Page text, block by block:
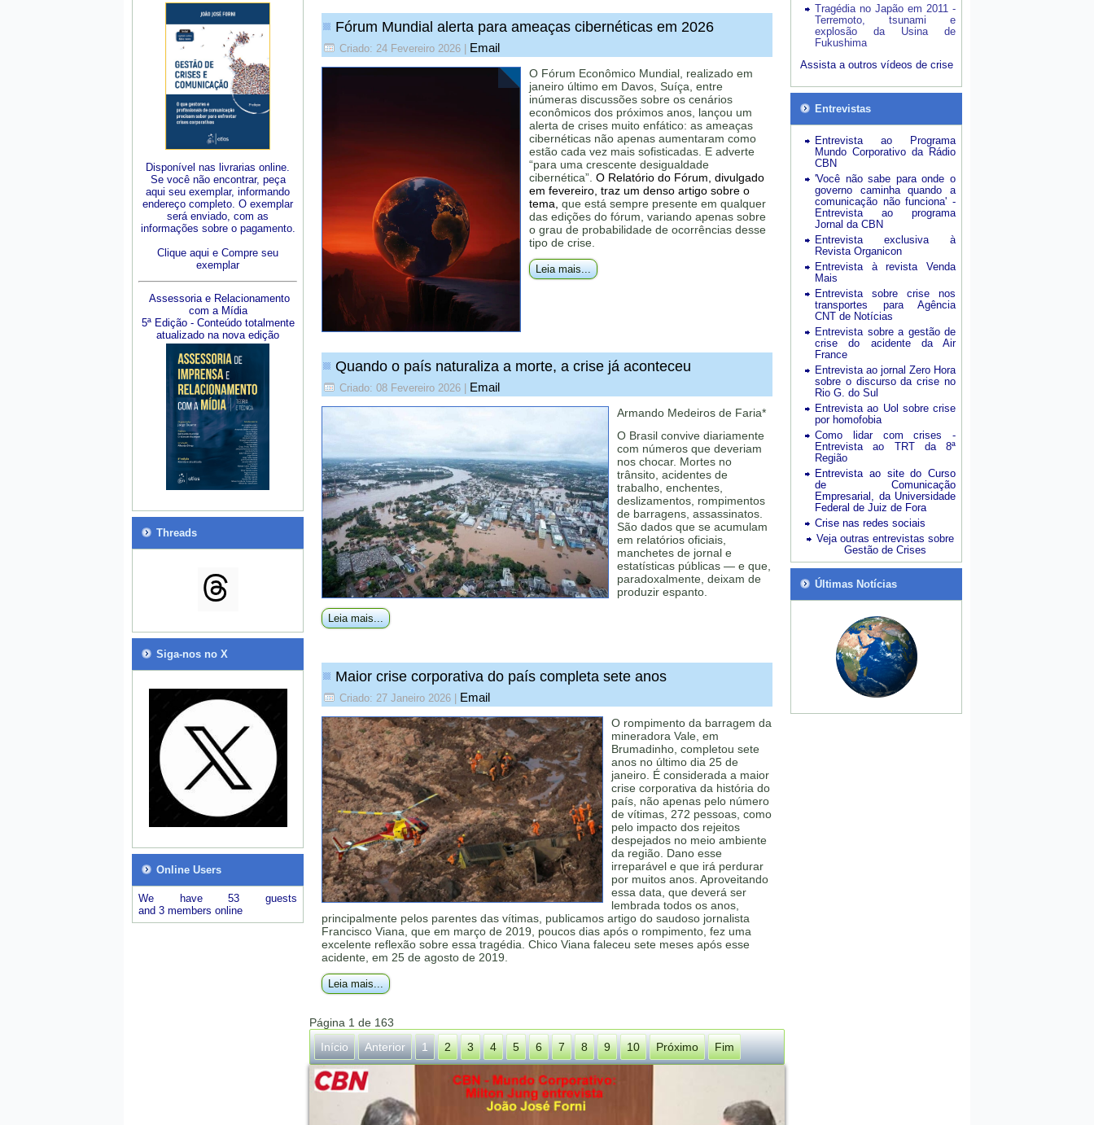
Disponível nas livrarias online.
Se você não encontrar, peça
aqui seu exemplar, informando
endereço completo. O exemplar
será enviado, com as
informações sobre o pagamento.
Clique aqui e Compre seu
exemplar
Assessoria e Relacionamento
com a Mídia
5ª Edição - Conteúdo totalmente
atualizado na nova edição
Threads
Siga-nos no X
Online Users
We have 53 guests
and 3 members online
Fórum Mundial alerta para ameaças cibernéticas em 2026
Criado: 24 Fevereiro 2026 Email
O Fórum Econômico Mundial, realizado em
janeiro último em Davos, Suíça, entre
inúmeras discussões sobre os cenários
econômicos dos próximos anos, lançou um
alerta de crises muito enfático: as ameaças
cibernéticas não apenas aumentaram como
estão cada vez mais sofisticadas. E adverte
“para uma crescente desigualdade
cibernética”. O Relatório do Fórum, divulgado
em fevereiro, traz um denso artigo sobre o
tema, que está sempre presente em qualquer
das edições do fórum, variando apenas sobre
o grau de probabilidade de ocorrências desse
tipo de crise.
Leia mais...
Quando o país naturaliza a morte, a crise já aconteceu
Criado: 08 Fevereiro 2026 Email
Armando Medeiros de Faria*
O Brasil convive diariamente
com números que deveriam
nos chocar. Mortes no
trânsito, acidentes de
trabalho, enchentes,
deslizamentos, rompimentos
de barragens, assassinatos.
São dados que se acumulam
em relatórios oficiais,
manchetes de jornal e
estatísticas públicas — e que,
paradoxalmente, deixam de
produzir espanto.
Leia mais...
Maior crise corporativa do país completa sete anos
Criado: 27 Janeiro 2026 Email
O rompimento da barragem da
mineradora Vale, em
Brumadinho, completou sete
anos no último dia 25 de
janeiro. É considerada a maior
crise corporativa da história do
país, não apenas pelo número
de vítimas, 272 pessoas, como
pelo impacto dos rejeitos
despejados no meio ambiente
da região. Dano esse
irreparável e que irá perdurar
por muitos anos. Aproveitando
essa data, que deverá ser
lembrada todos os anos,
principalmente pelos parentes das vítimas, publicamos artigo do saudoso jornalista
Francisco Viana, que em março de 2019, poucos dias após o rompimento, fez uma
excelente reflexão sobre essa tragédia. Chico Viana faleceu sete meses após esse
acidente, em 25 de agosto de 2019.
Leia mais...
Página 1 de 163
Início
Anterior 1 2 3 4 5 6 7 8 9 10 Próximo Fim
Tragédia no Japão em 2011 -
Terremoto, tsunami e
explosão da Usina de
Fukushima
Assista a outros vídeos de crise
Entrevistas
Entrevista ao Programa
Mundo Corporativo da Rádio
CBN
'Você não sabe para onde o
governo caminha quando a
comunicação não funciona' -
Entrevista ao programa
Jornal da CBN
Entrevista exclusiva à
Revista Organicon
Entrevista à revista Venda
Mais
Entrevista sobre crise nos
transportes para Agência
CNT de Notícias
Entrevista sobre a gestão de
crise do acidente da Air
France
Entrevista ao jornal Zero Hora
sobre o discurso da crise no
Rio G. do Sul
Entrevista ao Uol sobre crise
por homofobia
Como lidar com crises -
Entrevista ao TRT da 8ª
Região
Entrevista ao site do Curso
de Comunicação
Empresarial, da Universidade
Federal de Juiz de Fora
Crise nas redes sociais
Veja outras entrevistas sobre
Gestão de Crises
Últimas Notícias